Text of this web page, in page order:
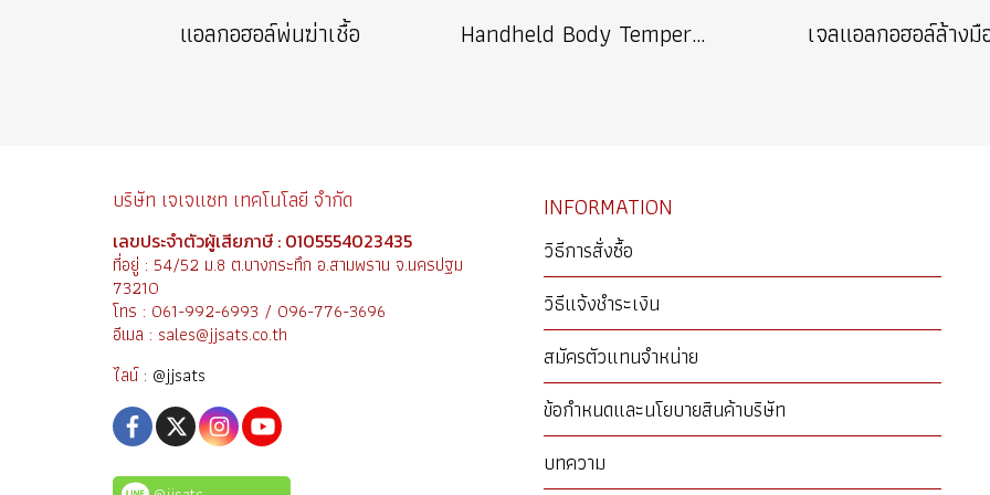
แอลกอฮอล์พ่นฆ่าเชื้อ Handheld Body Temperature Measurement Camera เจลแอลกอฮอล์ล้างมื
บริษัท เจเจแซท เทคโนโลยี จำกัด
เลขประจำตัวผู้เสียภาษี : 0105554023435
ที่อยู่ : 54/52 ม.8 ต.บางกระทึก อ.สามพราน จ.นครปฐม
73210
โทร : 061-992-6993 / 096-776-3696
อีเมล : sales@jjsats.co.th
ไลน์ : @jjsats
INFORMATION
วิธีการสั่งซื้อ
วิธีแจ้งชำระเงิน
สมัครตัวแทนจำหน่าย
ข้อกำหนดและนโยบายสินค้าบริษัท
บทความ